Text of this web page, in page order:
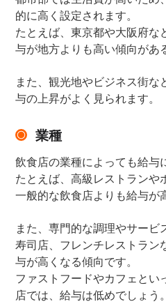
的に高く設定されます。
たとえば、東京都や大阪府な
与が地方よりも高い傾向があ
また、観光地やビジネス街
与の上昇がよく見られます。
業種
飲食店の業種によっても給与
たとえば、高級レストランや
一般的な飲食店よりも給与が
また、専門的な調理やサービ
寿司店、フレンチレストラン
与が高くなる傾向です。
ファストフードやカフェとい
店では、給与は低めでしょう。